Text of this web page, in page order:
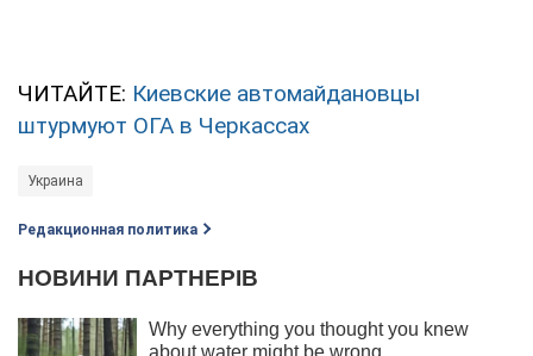
ЧИТАЙТЕ: Киевские автомайдановцы
штурмуют ОГА в Черкассах
Украина
Редакционная политика